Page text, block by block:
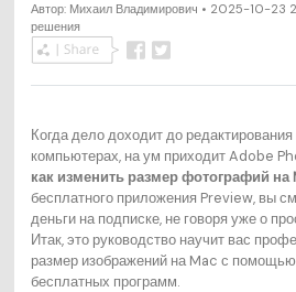
Автор:Михаил Владимирович • 2025-10-23
решения
Когда дело доходит до
компьютерах, на ум приходит Adobe
как изменить размер фотографий на
бесплатного приложения Preview, вы
деньги на подписке, не говоря уже о
Итак, это руководство научит вас
размер изображений на Mac с
бесплатных программ.